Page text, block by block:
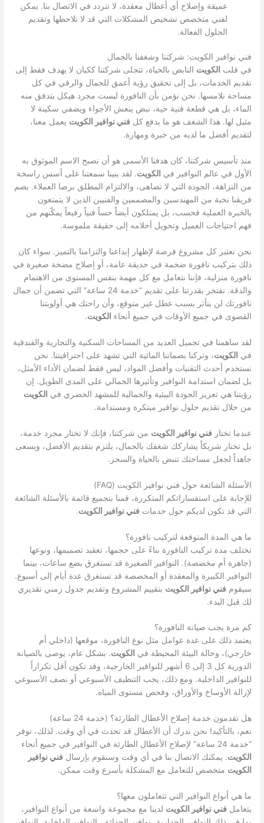
عميقة وإصلاح أي أعطال معقدة، لا تتردد في الاتصال بنا. يمكن
لفني متخصص تشخيص المشكلات التي قد لا تلاحظها وتقديم
الحلول الفعالة.
فني نوافير الكويت: شركتنا وشغفنا بالجمال
في قلب الكويت النابض بالحياة، تتجلى شركتنا ككيان لا يهدف فقط إلى
تقديم الخدمات، بل إلى تحقيق رؤية أعمق للجمال والرقي في كل
مساحة نلامسها. نحن نؤمن بأن النافورة ليست مجرد هيكل يتدفق منه
الماء، بل هي قطعة فنية حية، نبض ينعش الأجواء ويضفي سكينة لا
مثيل لها. هذا الشغف هو ما يدفع كلفني نوافير الكويت يعمل معنا،
لتقديم أفضل ما لديه من خبرة ومهارة.
منذ تأسيس شركتنا، كان هدفنا الأسمى هو أن نصبح الاسم الموثوق به
الأول في عالم النوافير في الكويت. لقد بنينا سمعتنا على أسس راسخة
من النزاهة، الجودة التي لا تضاهى، والالتزام المطلق برضا العملاء. يضم
فريقنا نخبة من المهندسين والمصممين والفنيين الذين لا يتمتعون
بالخبرة العملية فحسب، بل يمتلكون أيضاً حساً فنياً رفيعاً يمكّنهم من
فهم احتياجات العميل وتحويل أحلامه إلى حقيقة ملموسة.
نحن نعتبر كل مشروع فرصة لإظهار إبداعنا والتزامنا بالتميز. سواء كان
ذلك بتركيب نافورة ضخمة في حديقة عامة، أو إصلاح مضخة صغيرة في
نافورة منزلية، فإننا نتعامل مع كل مهمة بنفس المستوى من الاهتمام
والدقة. نفتخر بقدرتنا على تقديم “خدمة 24 ساعة” التي تضمن أن جمال
نافورتك لن يتأثر بسبب عطل غير متوقع، وأن راحتك هي أولويتنا
القصوى في جميع الأوقات في جميع أنحاء الكويت.
لقد ساهمنا في تجميل العديد من المساحات السكنية والتجارية والفندقية
في الكويت، وتركنا بصماتنا المائية التي تشهد على احترافيتنا. نحن
نستخدم أحدث التقنيات وأفضل المواد، ليس فقط لضمان الأداء الأمثل،
بل لضمان استدامة النوافير وتأثيرها الجمالي على المدى الطويل. إن
رؤيتنا هي تعزيز الجودة البيئية والجمالية للمشهد الحضري في الكويت
من خلال تقديم حلول نوافير مبتكرة ومستدامة.
عندما تختارفني نوافير الكويت من شركتنا، فإنك لا تختار مجرد خدمة،
بل تختار شريكاً يشاركك شغفك بالجمال، يلتزم بتقديم الأفضل، ويسعى
جاهداً لجعل مساحتك تنبض بالحياة والسحر.
الأسئلة الشائعة حول فني نوافير الكويت (FAQ)
للإجابة على استفساراتكم المتكررة، قمنا بتجميع قائمة بالأسئلة الشائعة
التي قد تكون لديكم حول خدماتفني نوافير الكويت.
ما هي المدة المتوقعة لتركيب نافورة؟
تختلف مدة تركيب النافورة بناءً على حجمها، تعقيد تصميمها، ونوعها
(جاهزة أم مخصصة). النوافير الصغيرة قد تستغرق بضع ساعات، بينما
النوافير الكبيرة والمعقدة أو المخصصة قد تستغرق عدة أيام إلى أسبوع.
سيقومفني نوافير الكويت بتقييم المشروع وتقديم جدول زمني تقديري
لك قبل البدء.
كم مرة يجب صيانة النافورة؟
يعتمد ذلك على عدة عوامل مثل نوع النافورة، موقعها (داخلي أم
خارجي)، وحالة البيئة المحيطة في الكويت. بشكل عام، يوصى بالصيانة
الدورية كل 3 إلى 6 أشهر للنوافير الخارجية، وقد تكون أقل تكراراً
للنوافير الداخلية. ومع ذلك، يجب التنظيف الأسبوعي أو نصف الأسبوعي
لإزالة الأوساخ والأوراق، وفحص مستوى المياه.
هل تقدمون خدمة إصلاح الأعطال الطارئة؟ (خدمة 24 ساعة)
نعم، بالتأكيد! نحن ندرك أن الأعطال قد تحدث في أي وقت. لذلك، نوفر
“خدمة 24 ساعة” لإصلاح الأعطال الطارئة في النوافير في جميع أنحاء
الكويت. يمكنك الاتصال بنا في أي وقت وسنقوم بإرسالفني نوافير
الكويت متخصص للتعامل مع المشكلة بأسرع وقت ممكن.
ما هي أنواع النوافير التي تتعاملون معها؟
يتعاملفني نوافير الكويت لدينا مع مجموعة واسعة من أنواع النوافير،